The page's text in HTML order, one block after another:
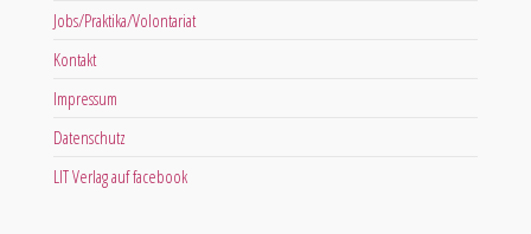
Jobs/Praktika/Volontariat
Kontakt
Impressum
Datenschutz
LIT Verlag auf facebook